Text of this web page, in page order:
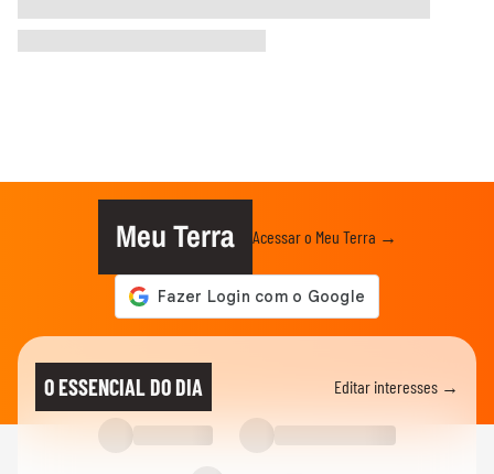
Meu Terra Acessar o Meu Terra →
O ESSENCIAL DO DIA Editar interesses →